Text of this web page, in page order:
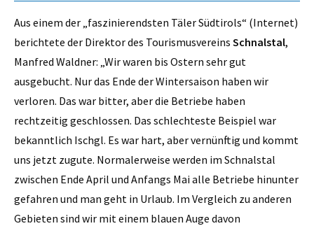
Aus einem der „faszinierendsten Täler Südtirols“ (Internet)
berichtete der Direktor des Tourismusvereins Schnalstal,
Manfred Waldner: „Wir waren bis Ostern sehr gut
ausgebucht. Nur das Ende der Wintersaison haben wir
verloren. Das war bitter, aber die Betriebe haben
rechtzeitig geschlossen. Das schlechteste Beispiel war
bekanntlich Ischgl. Es war hart, aber vernünftig und kommt
uns jetzt zugute. Normalerweise werden im Schnalstal
zwischen Ende April und Anfangs Mai alle Betriebe hinunter
gefahren und man geht in Urlaub. Im Vergleich zu anderen
Gebieten sind wir mit einem blauen Auge davon